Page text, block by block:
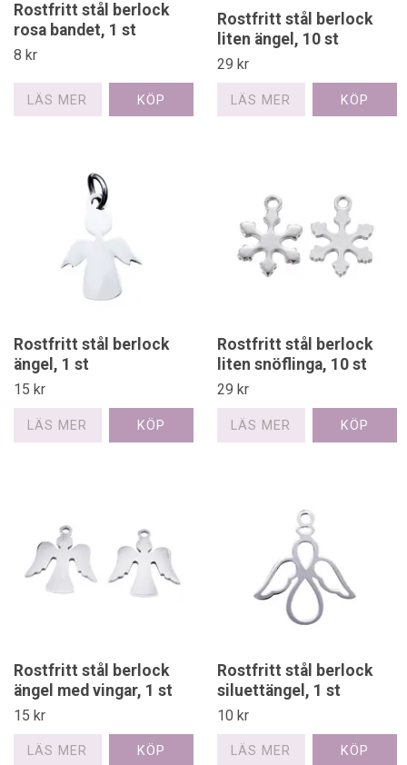
Rostfritt stål berlock
rosa bandet, 1 st
8 kr
LÄS MER
Rostfritt stål berlock
liten ängel, 10 st
29 kr
LÄS MER
Rostfritt stål berlock
ängel, 1 st
15 kr
LÄS MER
Rostfritt stål berlock
liten snöflinga, 10 st
29 kr
LÄS MER
Rostfritt stål berlock
ängel med vingar, 1 st
15 kr
LÄS MER
Rostfritt stål berlock
siluettängel, 1 st
10 kr
LÄS MER